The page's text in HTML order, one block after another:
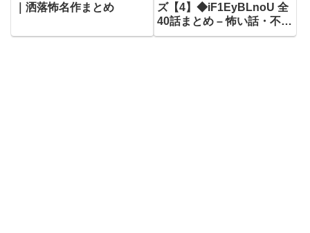
｜洒落怖名作まとめ
ズ【4】◆iF1EyBLnoU 全
40話まとめ – 怖い話・不思
議な話